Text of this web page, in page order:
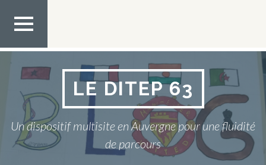
contenu
MEN
LE DITEP 63
Un dispositif multisite en Auvergne pour une fluidité
de parcours